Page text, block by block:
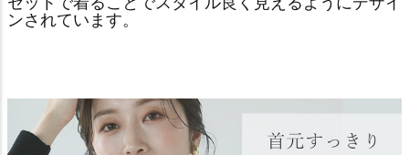
ンされています。